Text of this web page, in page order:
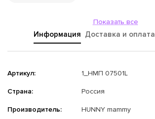
Показать все
Информация Доставка и оплата
Артикул: 1_НМП 07501L
Страна: Россия
Производитель: HUNNY mammy